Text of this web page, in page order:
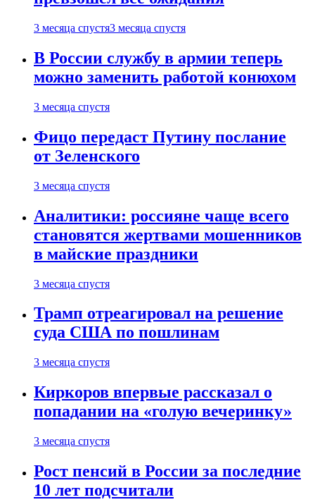
3 месяца спустя3 месяца спустя
В России службу в армии теперь
можно заменить работой конюхом
3 месяца спустя
Фицо передаст Путину послание
от Зеленского
3 месяца спустя
Аналитики: россияне чаще всего
становятся жертвами мошенников
в майские праздники
3 месяца спустя
Трамп отреагировал на решение
суда США по пошлинам
3 месяца спустя
Киркоров впервые рассказал о
попадании на «голую вечеринку»
3 месяца спустя
Рост пенсий в России за последние
10 лет подсчитали